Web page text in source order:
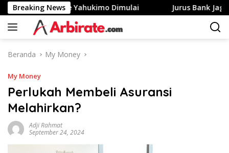
Langsung
ke
konten
Breaking News
Putih Ke Yahukimo Dimulai Jurus Bank Jago
Beranda My Money
My Money
Perlukah Membeli Asuransi
Melahirkan?
Adji Rahmat
September 24, 2024